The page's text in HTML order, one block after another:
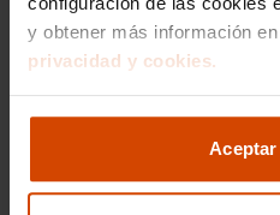
y obtener más información
privacidad y cookies.
R-Line 1.5 TSI 110kW